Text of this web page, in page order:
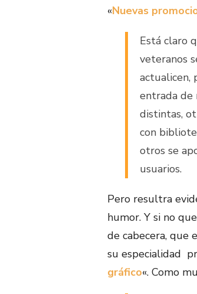
«Nuevas
Está claro
veteranos
actualicen,
entrada de
distintas,
con
otros se
usuarios.
Pero resultra
humor. Y si no
de cabecera, que
su especialidad
gráfico«. Como